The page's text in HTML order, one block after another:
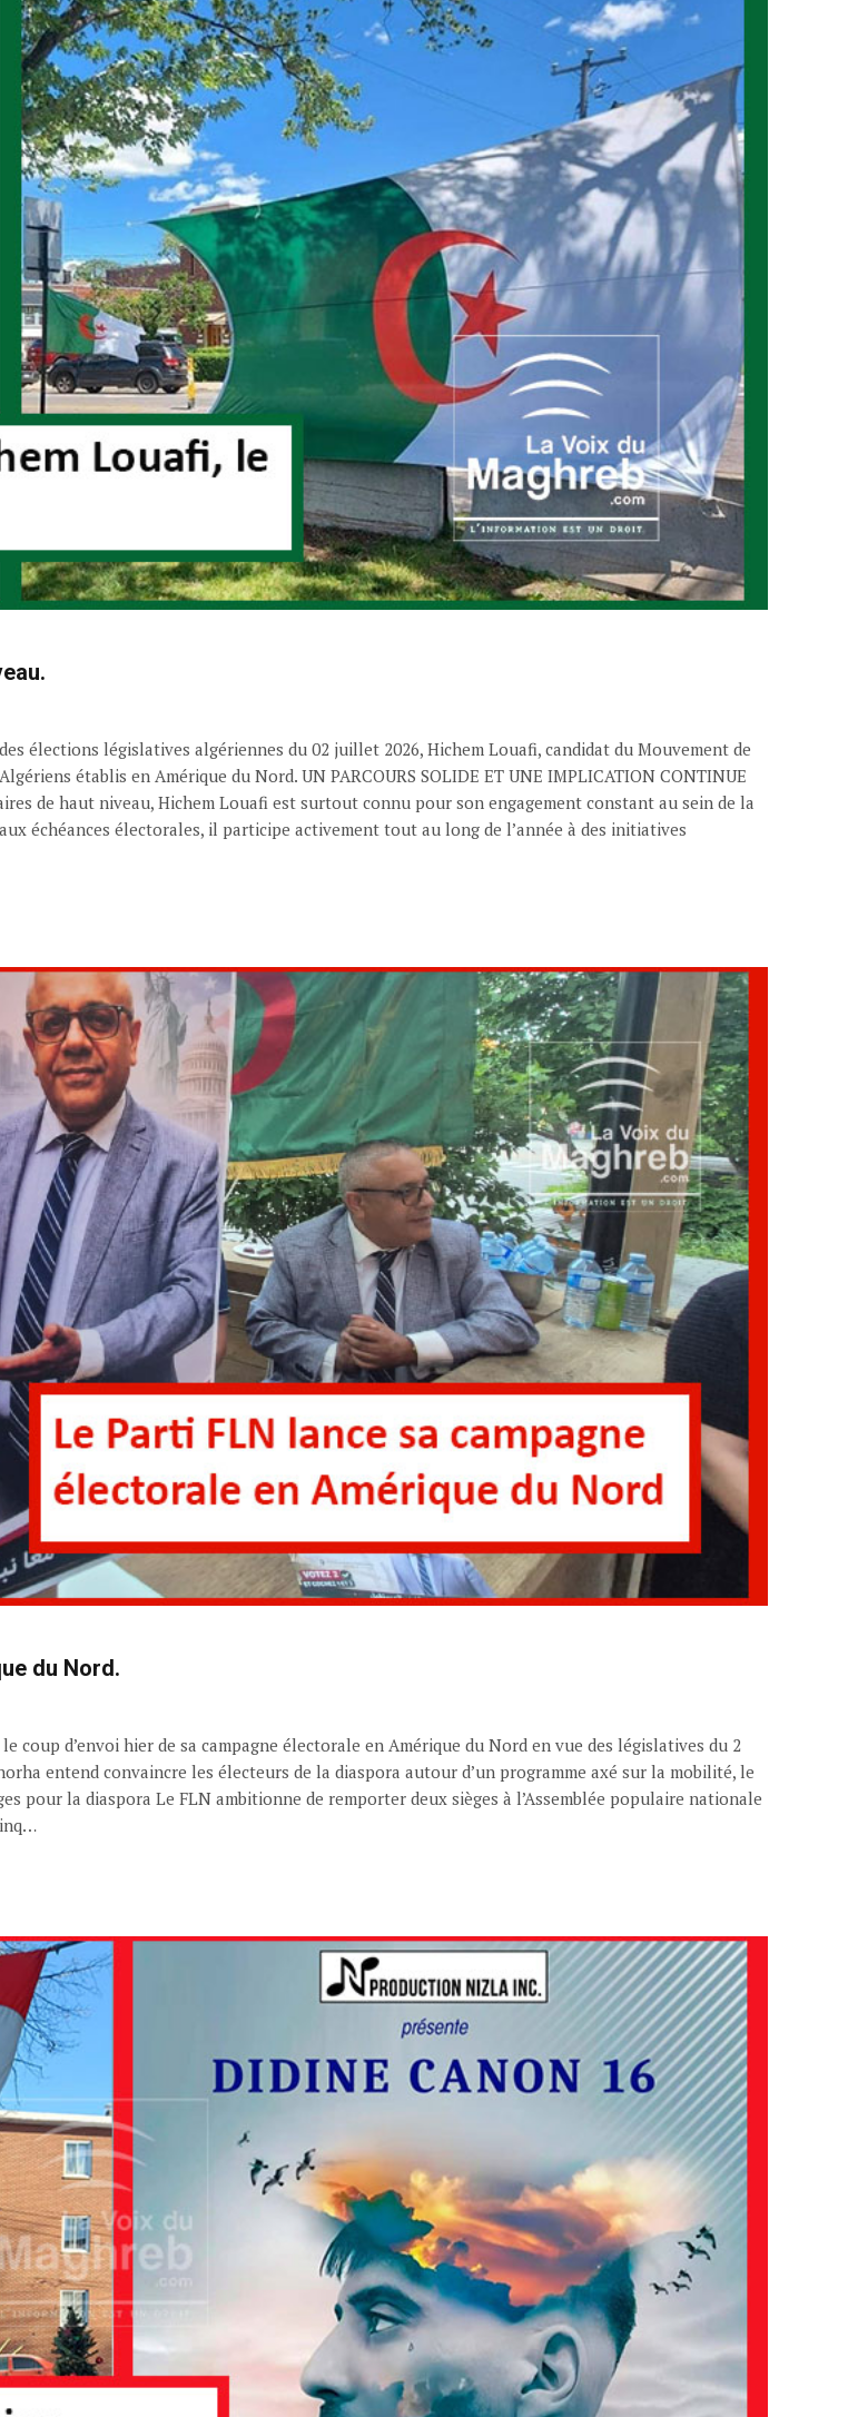
élections législatives algériennes du 02 juillet 2026, Hichem Louafi, candidat du Mouvement de
établis en Amérique du Nord. UN PARCOURS SOLIDE ET UNE IMPLICATION CONTINUE
de haut niveau, Hichem Louafi est surtout connu pour son engagement constant au sein de la
échéances électorales, il participe activement tout au long de l’année à des initiatives
du Nord.
d’envoi hier de sa campagne électorale en Amérique du Nord en vue des législatives du 2
entend convaincre les électeurs de la diaspora autour d’un programme axé sur la mobilité, le
pour la diaspora Le FLN ambitionne de remporter deux sièges à l’Assemblée populaire nationale